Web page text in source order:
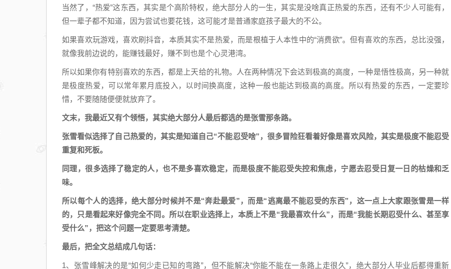
当然了，“热爱”这东西，其实是个高阶特权，绝大部分人的一生，其实是没啥真正热爱的东西，还有不少人可能有，
但一辈子都不知道，因为尝试也要花钱，这可能才是普通家庭孩子最大的不公。
如果喜欢玩游戏，喜欢刷抖音，本质其实不是热爱，而是根植于人本性中的“消费欲”。但有喜欢的东西，总比没强，
就像我前边说的，能赚钱最好，赚不到也是个心灵港湾。
所以如果你有特别喜欢的东西，都是上天给的礼物。人在两种情况下会达到极高的高度，一种是悟性极高，另一种就
是极度热爱，可以常年累月底投入，以时间换高度，这种一般也能达到极高的高度。所以有热爱的东西，一定要珍
惜，不要随随便便就放弃了。
文末，我最近又有个领悟，其实绝大部分人最后都选的是张雪那条路。
张雪看似选择了自己热爱的，其实是知道自己“不能忍受啥”，很多冒险狂看着好像是喜欢风险，其实是极度不能忍受
重复和死板。
同理，很多选择了稳定的人，也不是多喜欢稳定，而是极度不能忍受失控和焦虑，宁愿去忍受日复一日的枯燥和乏
味。
所以每个人的选择，绝大部分时候并不是“奔赴最爱”，而是“逃离最不能忍受的东西”，这一点上大家跟张雪是一样
的，只是看起来好像完全不同。所以在职业选择上， 本质上不是“我最喜欢什么”，而是“我能长期忍受什么、甚至享
受什么”，把这个问题一定要思考清楚。
最后，把全文总结成几句话：
1、张雪峰解决的是“如何少走已知的弯路”，但不能解决“你能不能在一条路上走很久”，绝大部分人毕业后都得重新